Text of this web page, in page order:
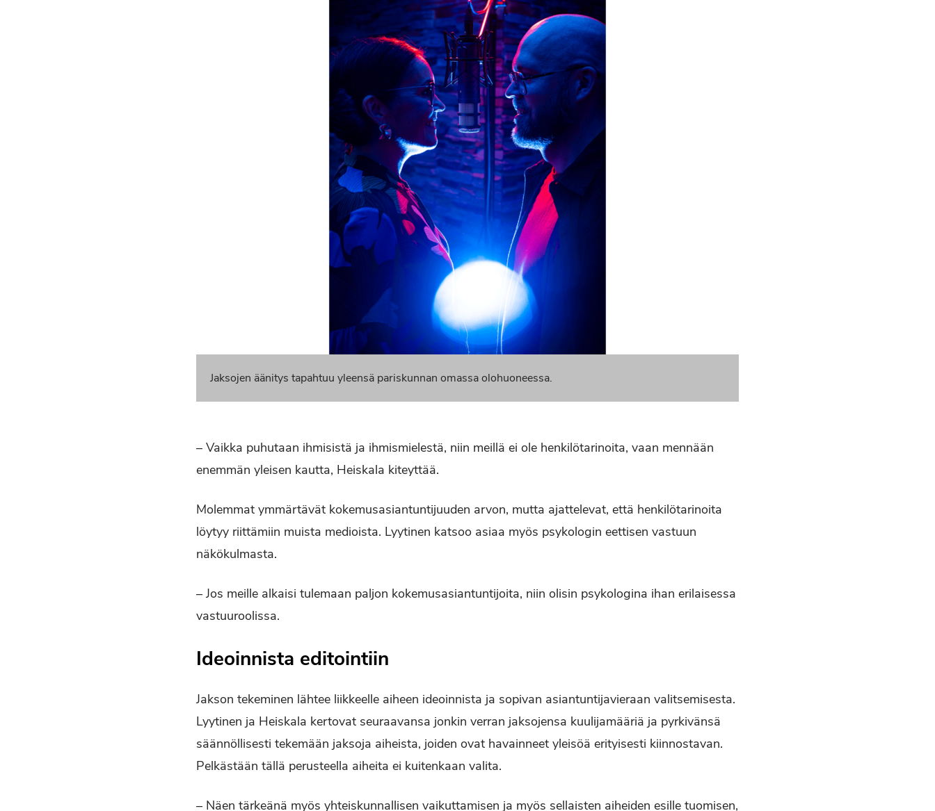
Jaksojen äänitys tapahtuu yleensä pariskunnan omassa olohuoneessa.
– Vaikka puhutaan ihmisistä ja ihmismielestä, niin meillä ei ole henkilötarinoita, vaan mennään
enemmän yleisen kautta, Heiskala kiteyttää.
Molemmat ymmärtävät kokemusasiantuntijuuden arvon, mutta ajattelevat, että henkilötarinoita
löytyy riittämiin muista medioista. Lyytinen katsoo asiaa myös psykologin eettisen vastuun
näkökulmasta.
– Jos meille alkaisi tulemaan paljon kokemusasiantuntijoita, niin olisin psykologina ihan erilaisessa
vastuuroolissa.
Ideoinnista editointiin
Jakson tekeminen lähtee liikkeelle aiheen ideoinnista ja sopivan asiantuntijavieraan valitsemisesta.
Lyytinen ja Heiskala kertovat seuraavansa jonkin verran jaksojensa kuulijamääriä ja pyrkivänsä
säännöllisesti tekemään jaksoja aiheista, joiden ovat havainneet yleisöä erityisesti kiinnostavan.
Pelkästään tällä perusteella aiheita ei kuitenkaan valita.
– Näen tärkeänä myös yhteiskunnallisen vaikuttamisen ja myös sellaisten aiheiden esille tuomisen,